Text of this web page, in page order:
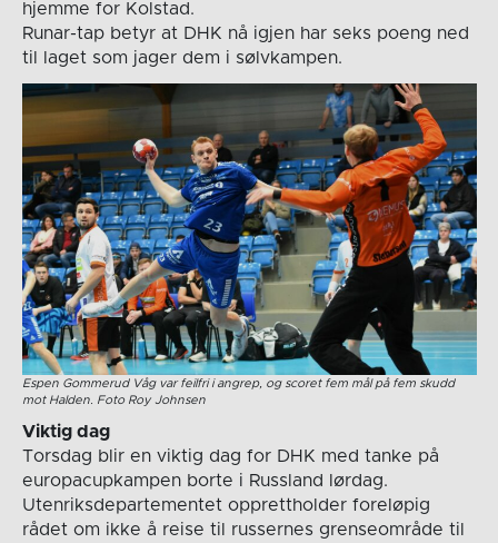
hjemme for Kolstad.
Runar-tap betyr at DHK nå igjen har seks poeng ned
til laget som jager dem i sølvkampen.
Espen Gommerud Våg var feilfri i angrep, og scoret fem mål på fem skudd
mot Halden. Foto Roy Johnsen
Viktig dag
Torsdag blir en viktig dag for DHK med tanke på
europacupkampen borte i Russland lørdag.
Utenriksdepartementet opprettholder foreløpig
rådet om ikke å reise til russernes grenseområde til